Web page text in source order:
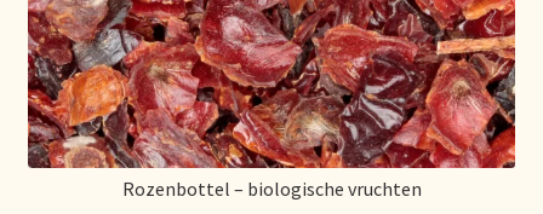
Shipping and delivery
Sortiment
Stock matters
Rozenbottel – biologische vruchten